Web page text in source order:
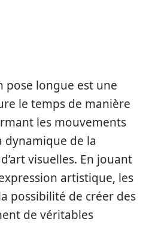
pose longue est une
le temps de manière
les mouvements
dynamique de la
visuelles. En jouant
artistique, les
possibilité de créer des
de véritables